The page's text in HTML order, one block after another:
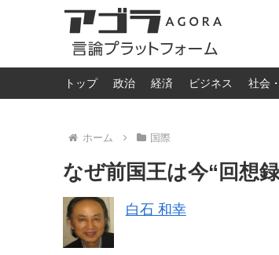
トップ 政治 経済 ビジネス 社会
ホーム 国際
なぜ前国王は今“回想
白石 和幸